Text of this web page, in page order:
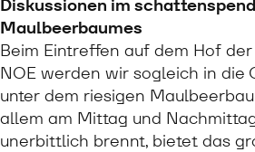
Diskussionen im
Maulbeerbaumes
Beim Eintreffen auf dem Hof
NOE werden wir sogleich in die
unter dem riesigen
allem am Mittag und
unerbittlich brennt, bietet das